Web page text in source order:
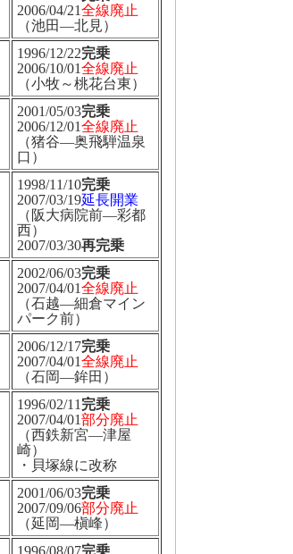
2006/04/21全線廃止
（池田―北見）
1996/12/22完乗
2006/10/01全線廃止
（小牧～桃花台東）
2001/05/03完乗
2006/12/01全線廃止
（猪谷―奥飛騨温泉
口）
1998/11/10完乗
2007/03/19延長開業
（阪大病院前―彩都
西）
2007/03/30再完乗
2002/06/03完乗
2007/04/01全線廃止
（石越―細倉マイン
パーク前）
2006/12/17完乗
2007/04/01全線廃止
（石岡―鉾田）
1996/02/11 完乗
2007/04/01部分廃止
（西鉄新宮―津屋
崎）
・貝塚線に改称
2001/06/03完乗
2007/09/06部分廃止
（延岡―槇峰）
1996/08/07完乗